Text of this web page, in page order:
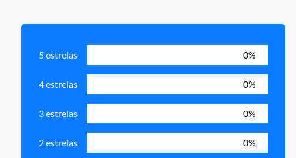
5 estrelas 0%
4 estrelas 0%
3 estrelas 0%
2 estrelas 0%